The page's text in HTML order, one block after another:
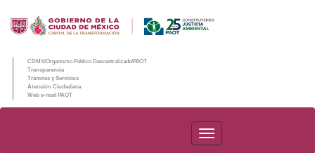
CDMX/Organismo Público Descentralizado/PAOT
Transparencia
Trámites y Servicios
Atención Ciudadana
Web e-mail PAOT
PAOT